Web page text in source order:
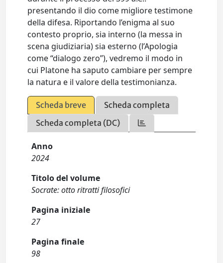
presentando il dio come migliore testimone
della difesa. Riportando l’enigma al suo
contesto proprio, sia interno (la messa in
scena giudiziaria) sia esterno (l’Apologia
come “dialogo zero”), vedremo il modo in
cui Platone ha saputo cambiare per sempre
la natura e il valore della testimonianza.
Scheda breve
Scheda completa
Scheda completa (DC)
Anno
2024
Titolo del volume
Socrate: otto ritratti filosofici
Pagina iniziale
27
Pagina finale
98